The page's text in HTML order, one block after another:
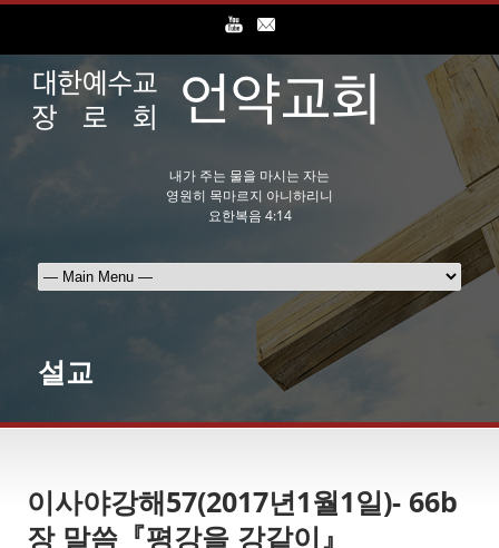
내가 주는 물을 마시는 자는
영원히 목마르지 아니하리니
요한복음 4:14
설교
이사야강해57(2017년1월1일)- 66b
장 말씀『평강을 강같이』